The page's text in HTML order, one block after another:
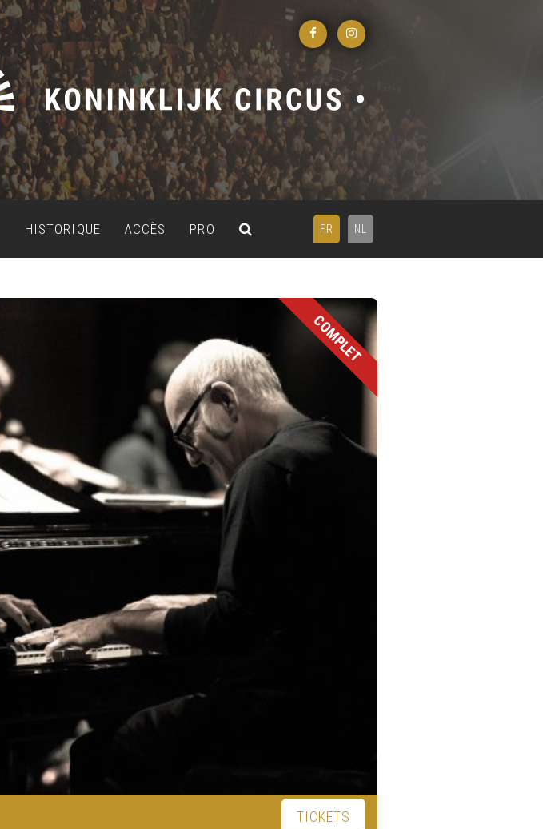
FR NL
HISTORIQUE ACCÈS PRO
COMPLET
TICKETS